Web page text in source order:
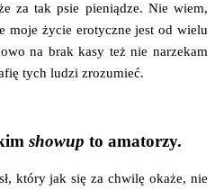
za tak psie pie­nią­dze. Nie wiem,
moje życie ero­tycz­ne jest od wie­lu
na brak kasy też nie narze­kam
tych ludzi zrozumieć.
showup to amatorzy.
któ­ry jak się za chwi­lę oka­że, nie